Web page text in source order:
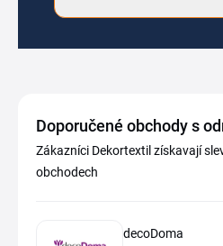
Doporučené obchody s
Zákazníci Dekortextil získavají
obchodech
decoDoma